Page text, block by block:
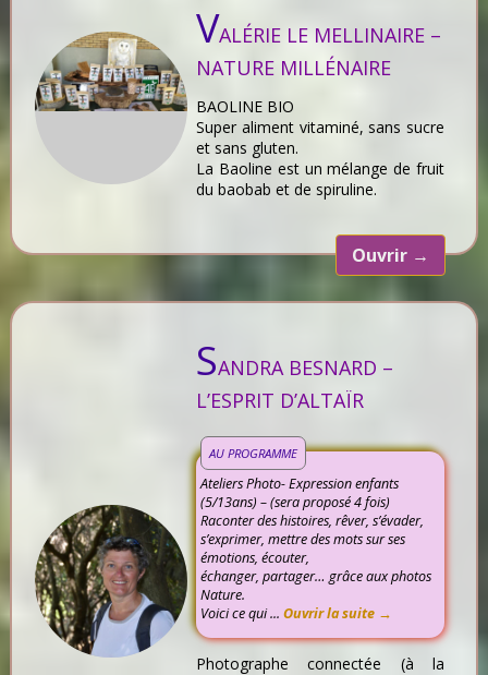
VALÉRIE LE MELLINAIRE –
NATURE MILLÉNAIRE
BAOLINE BIO
Super aliment vitaminé, sans sucre
et sans gluten.
La Baoline est un mélange de fruit
du baobab et de spiruline.
Ouvrir →
SANDRA BESNARD –
L’ESPRIT D’ALTAÏR
AU PROGRAMME
Ateliers Photo- Expression enfants
(5/13ans) – (sera proposé 4 fois)
Raconter des histoires, rêver, s’évader,
s’exprimer, mettre des mots sur ses
émotions, écouter,
échanger, partager… grâce aux photos
Nature.
Voici ce qui ... Ouvrir la suite →
Photographe connectée (à la